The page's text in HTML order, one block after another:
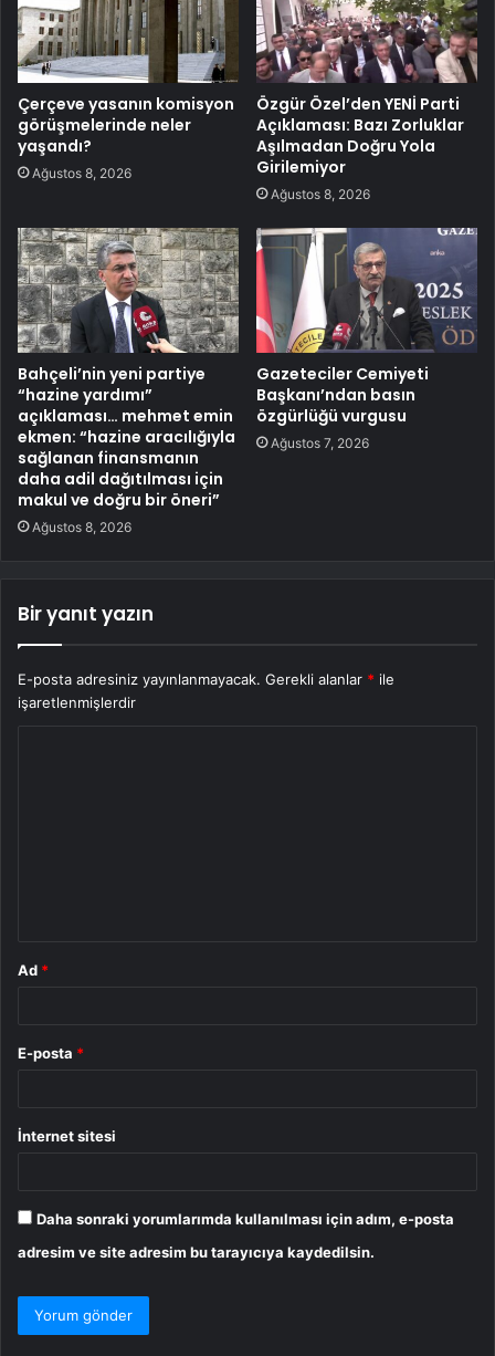
Çerçeve yasanın komisyon
görüşmelerinde neler
yaşandı?
Ağustos 8, 2026
Özgür Özel’den YENİ Parti
Açıklaması: Bazı Zorluklar
Aşılmadan Doğru Yola
Girilemiyor
Ağustos 8, 2026
Bahçeli’nin yeni partiye
“hazine yardımı”
açıklaması… mehmet emin
ekmen: “hazine aracılığıyla
sağlanan finansmanın
daha adil dağıtılması için
makul ve doğru bir öneri”
Ağustos 8, 2026
Gazeteciler Cemiyeti
Başkanı’ndan basın
özgürlüğü vurgusu
Ağustos 7, 2026
Bir yanıt yazın
E-posta adresiniz yayınlanmayacak. Gerekli alanlar * ile
işaretlenmişlerdir
Ad *
E-posta *
İnternet sitesi
Daha sonraki yorumlarımda kullanılması için adım, e-posta
adresim ve site adresim bu tarayıcıya kaydedilsin.